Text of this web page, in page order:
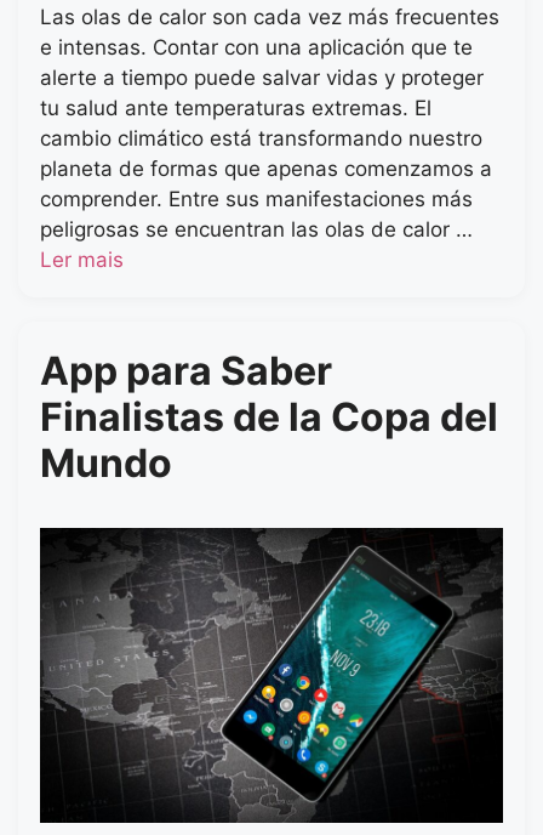
Las olas de calor son cada vez más frecuentes
e intensas. Contar con una aplicación que te
alerte a tiempo puede salvar vidas y proteger
tu salud ante temperaturas extremas. El
cambio climático está transformando nuestro
planeta de formas que apenas comenzamos a
comprender. Entre sus manifestaciones más
peligrosas se encuentran las olas de calor …
Ler mais
App para Saber
Finalistas de la Copa del
Mundo